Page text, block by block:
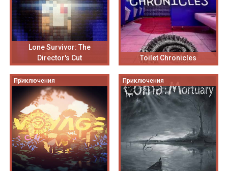
Lone Survivor: The
Director's Cut
Toilet Chronicles
Приключения Приключения